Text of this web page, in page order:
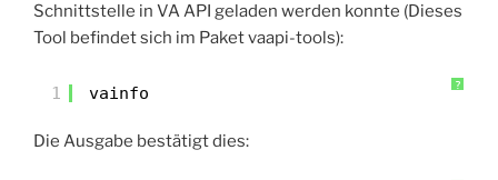
Schnittstelle in VA API geladen werden konnte (Dieses
Tool befindet sich im Paket vaapi-tools):
?
1 vainfo
Die Ausgabe bestätigt dies: